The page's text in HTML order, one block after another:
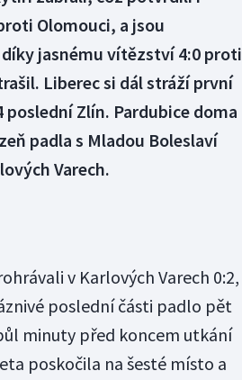
Olomouci, a jsou
jasnému vítězství 4:0 proti
Liberec si dál stráží první
Zlín. Pardubice doma
padla s Mladou Boleslaví
Varech.
v Karlových Varech 0:2,
poslední části padlo pět
minuty před koncem utkání
poskočila na šesté místo a